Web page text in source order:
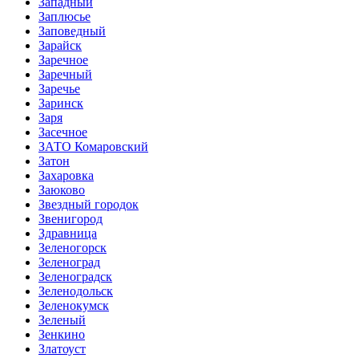
Заплюсье
Заповедный
Зарайск
Заречное
Заречный
Заречье
Заринск
Заря
Засечное
ЗАТО Комаровский
Затон
Захаровка
Заюково
Звездный городок
Звенигород
Здравница
Зеленогорск
Зеленоград
Зеленоградск
Зеленодольск
Зеленокумск
Зеленый
Зенкино
Златоуст